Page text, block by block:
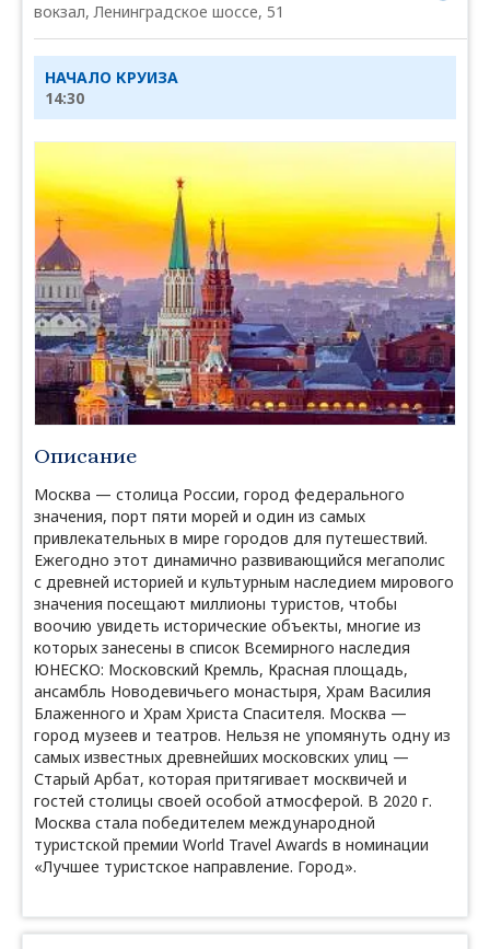
вокзал, Ленинградское шоссе, 51
НАЧАЛО КРУИЗА
14:30
Описание
Москва — столица России, город федерального
значения, порт пяти морей и один из самых
привлекательных в мире городов для путешествий.
Ежегодно этот динамично развивающийся мегаполис
с древней историей и культурным наследием мирового
значения посещают миллионы туристов, чтобы
воочию увидеть исторические объекты, многие из
которых занесены в список Всемирного наследия
ЮНЕСКО: Московский Кремль, Красная площадь,
ансамбль Новодевичьего монастыря, Храм Василия
Блаженного и Храм Христа Спасителя. Москва —
город музеев и театров. Нельзя не упомянуть одну из
самых известных древнейших московских улиц —
Старый Арбат, которая притягивает москвичей и
гостей столицы своей особой атмосферой. В 2020 г.
Москва стала победителем международной
туристской премии World Travel Awards в номинации
«Лучшее туристское направление. Город».